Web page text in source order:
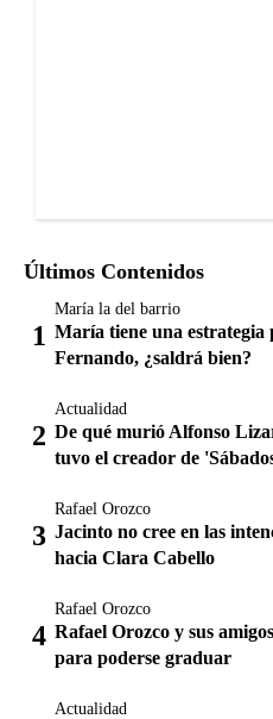
Últimos Contenidos
María la del barrio
María tiene una estrategia
Fernando, ¿saldrá bien?
Actualidad
De qué murió Alfonso
tuvo el creador de
Rafael Orozco
Jacinto no cree en las
hacia Clara Cabello
Rafael Orozco
Rafael Orozco y sus
para poderse graduar
Actualidad